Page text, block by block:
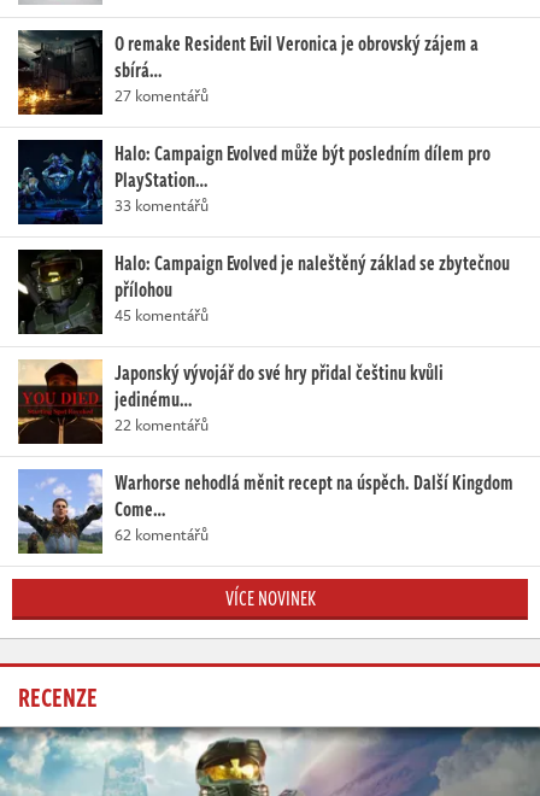
O remake Resident Evil Veronica je obrovský zájem a
sbírá…
27 komentářů
Halo: Campaign Evolved může být posledním dílem pro
PlayStation…
33 komentářů
Halo: Campaign Evolved je naleštěný základ se zbytečnou
přílohou
45 komentářů
Japonský vývojář do své hry přidal češtinu kvůli
jedinému…
22 komentářů
Warhorse nehodlá měnit recept na úspěch. Další Kingdom
Come…
62 komentářů
VÍCE NOVINEK
RECENZE